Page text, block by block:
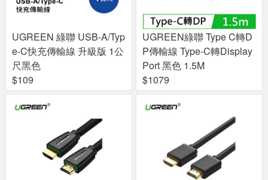
UGREEN 綠聯 USB-A/Typ
e-C快充傳輸線 升級版 1公
尺黑色
$109
UGREEN綠聯 Type C轉D
P傳輸線 Type-C轉Display
Port 黑色 1.5M
$1079